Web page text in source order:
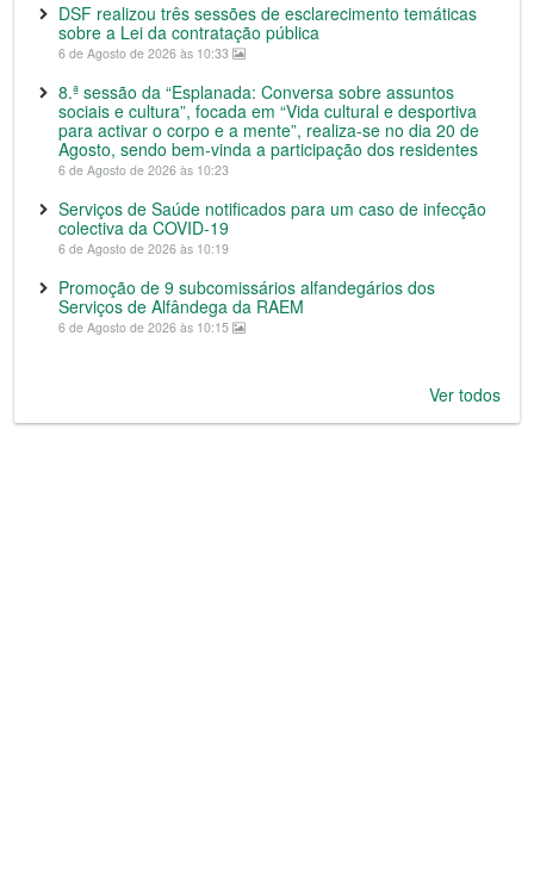
DSF realizou três sessões de esclarecimento temáticas
sobre a Lei da contratação pública
6 de Agosto de 2026 às 10:33
8.ª sessão da “Esplanada: Conversa sobre assuntos
sociais e cultura”, focada em “Vida cultural e desportiva
para activar o corpo e a mente”, realiza-se no dia 20 de
Agosto, sendo bem-vinda a participação dos residentes
6 de Agosto de 2026 às 10:23
Serviços de Saúde notificados para um caso de infecção
colectiva da COVID-19
6 de Agosto de 2026 às 10:19
Promoção de 9 subcomissários alfandegários dos
Serviços de Alfândega da RAEM
6 de Agosto de 2026 às 10:15
Ver todos